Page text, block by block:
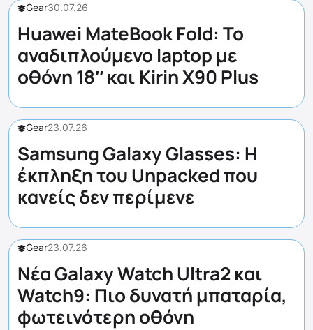
Gear30.07.26
Huawei MateBook Fold: Το
αναδιπλούμενο laptop με
οθόνη 18″ και Kirin X90 Plus
Gear23.07.26
Samsung Galaxy Glasses: Η
έκπληξη του Unpacked που
κανείς δεν περίμενε
Gear23.07.26
Νέα Galaxy Watch Ultra2 και
Watch9: Πιο δυνατή μπαταρία,
φωτεινότερη οθόνη